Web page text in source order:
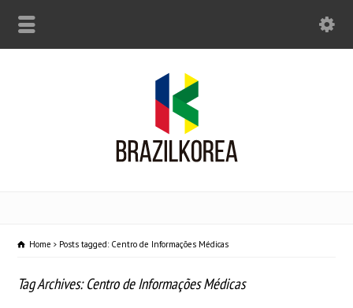
Home Posts tagged: Centro de Informações Médicas
Tag Archives: Centro de Informações Médicas